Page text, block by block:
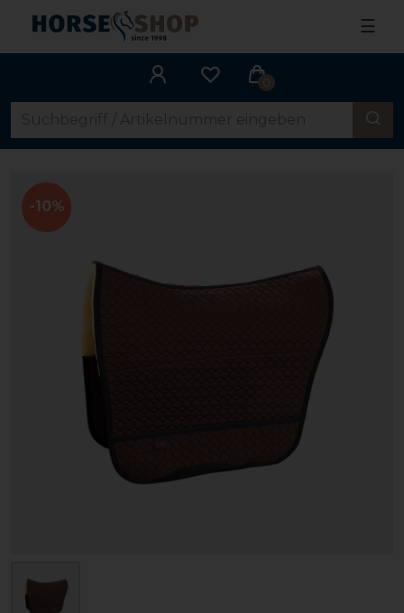
☰
0
-10%